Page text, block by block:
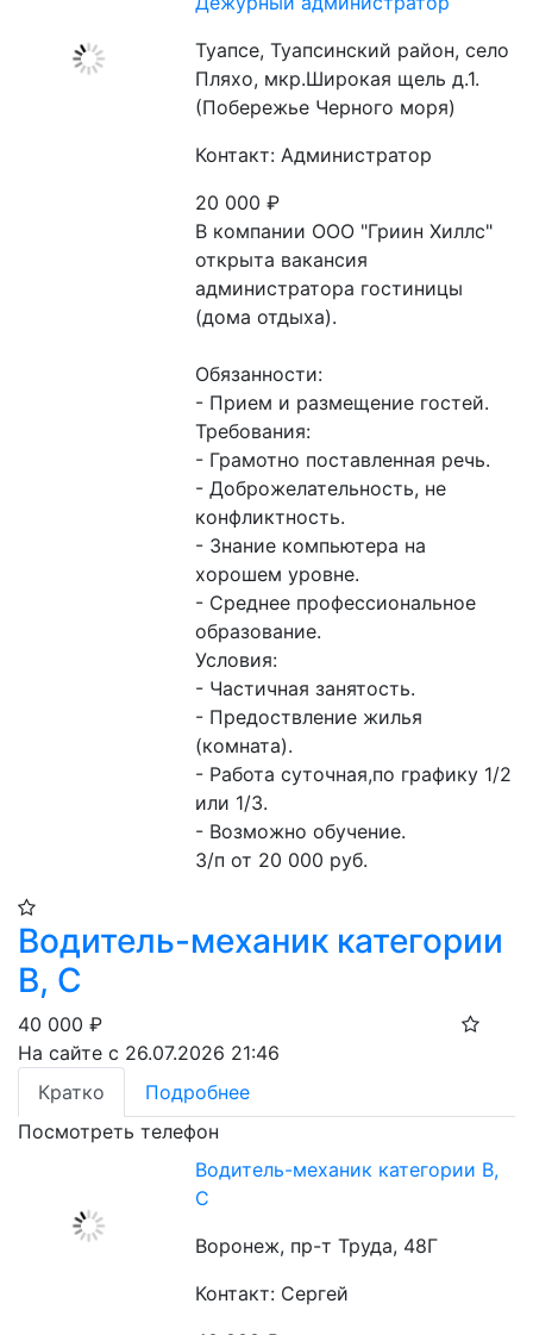
Туапсе, Туапсинский район, село
Пляхо, мкр.Широкая щель д.1.
(Побережье Черного моря)
Контакт: Администратор
20 000₽
В компании ООО "Гриин Хиллс"
открыта вакансия
администратора гостиницы
(дома отдыха).
Обязанности:
- Прием и размещение гостей.
Требования:
- Грамотно поставленная речь.
- Доброжелательность, не
конфликтность.
- Знание компьютера на
хорошем уровне.
- Среднее профессиональное
образование.
Условия:
- Частичная занятость.
- Предоствление жилья
(комната).
- Работа суточная,по графику 1/2
или 1/3.
- Возможно обучение.
З/п от 20 000 руб.
Водитель-механик категории
В, С
40 000 ₽
На сайте с 26.07.2026 21:46
Кратко
Подробнее
Посмотреть телефон
Водитель-механик категории В,
С
Воронеж, пр-т Труда, 48Г
Контакт: Сергей